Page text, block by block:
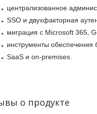
централизованное
SSO и двухфакторная
миграция с Microsoft 365,
инструменты обеспечения
SaaS и on-premises.
о продукте